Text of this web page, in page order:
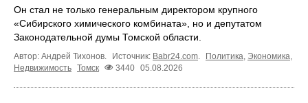
Он стал не только генеральным директором крупного
«Сибирского химического комбината», но и депутатом
Законодательной думы Томской области.
Автор: Андрей Тихонов. Источник: Babr24.com. Политика, Экономика,
Недвижимость Томск 3440 05.08.2026